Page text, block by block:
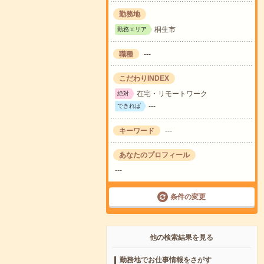
勤務地
勤務エリア 桐生市
職種 ---
こだわりINDEX
絶対 在宅・リモートワーク
できれば ---
キーワード ---
あなたのプロフィール
---
条件の変更
他の検索結果を見る
勤務地でお仕事情報をさがす